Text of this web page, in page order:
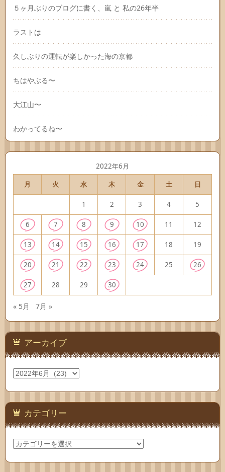
５ヶ月ぶりのブログに書く、嵐 と 私の26年半
ラストは
久しぶりの運転が楽しかった海の京都
ちはやぶる〜
大江山〜
わかってるね〜
2022年6月
月
火 水 木 金 土 日
1 2 3 4 5
6 7 8 9 10 11 12
13 14 15 16 17 18 19
20 21 22 23 24 25 26
27 28 29 30
« 5月 7月 »
アーカイブ
ア
ー
カ
ブ カテゴリー
カ
テ
ゴ